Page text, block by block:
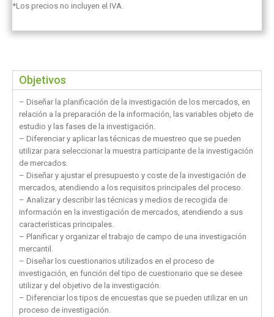
*Los precios no incluyen el IVA.
Objetivos
– Diseñar la planificación de la investigación de los mercados, en
relación a la preparación de la información, las variables objeto de
estudio y las fases de la investigación.
– Diferenciar y aplicar las técnicas de muestreo que se pueden
utilizar para seleccionar la muestra participante de la investigación
de mercados.
– Diseñar y ajustar el presupuesto y coste de la investigación de
mercados, atendiendo a los requisitos principales del proceso.
– Analizar y describir las técnicas y medios de recogida de
información en la investigación de mercados, atendiendo a sus
características principales.
– Planificar y organizar el trabajo de campo de una investigación
mercantil.
– Diseñar los cuestionarios utilizados en el proceso de
investigación, en función del tipo de cuestionario que se desee
utilizar y del objetivo de la investigación.
– Diferenciar los tipos de encuestas que se pueden utilizar en un
proceso de investigación.